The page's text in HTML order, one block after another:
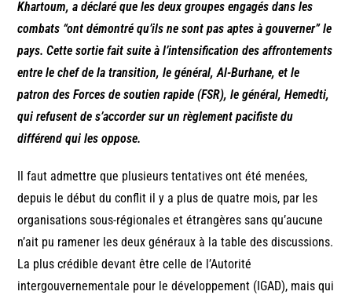
Khartoum, a déclaré que les deux groupes engagés dans les
combats “ont démontré qu’ils ne sont pas aptes à gouverner” le
pays. Cette sortie fait suite à l’intensification des affrontements
entre le chef de la transition, le général, Al-Burhane, et le
patron des Forces de soutien rapide (FSR), le général, Hemedti,
qui refusent de s’accorder sur un règlement pacifiste du
différend qui les oppose.
Il faut admettre que plusieurs tentatives ont été menées,
depuis le début du conflit il y a plus de quatre mois, par les
organisations sous-régionales et étrangères sans qu’aucune
n’ait pu ramener les deux généraux à la table des discussions.
La plus crédible devant être celle de l’Autorité
intergouvernementale pour le développement (IGAD), mais qui